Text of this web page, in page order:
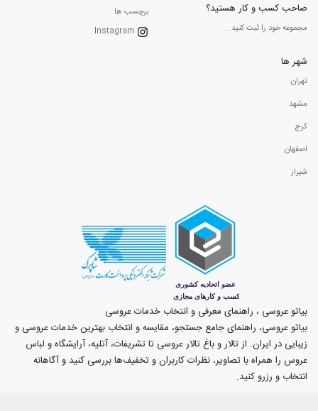
صاحب کسب و کار هستید؟
مجموعه خود را ثبت کنید...
برچسب ها
Instagram
شهر ها
تهران
مشهد
کرج
اصفهان
شیراز
بیاتو عروسی ، راهنمای معرفی و انتخاب خدمات عروسی
بیاتو عروسی، راهنمای جامع جستجو، مقایسه و انتخاب بهترین خدمات عروسی و
زیبایی در ایران. از تالار و باغ تالار عروسی تا تشریفات، آتلیه، آرایشگاه و لباس
عروس را همراه با تصاویر، نظرات کاربران و تخفیف‌ها بررسی کنید و آگاهانه
انتخاب و رزرو کنید.